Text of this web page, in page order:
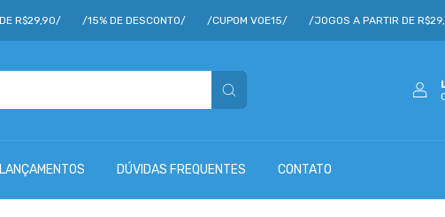
/15% DE DESCONTO/ /CUPOM VOE15/ /JOGOS A PARTIR DE R$29,90/ /15%
LANÇAMENTOS DÚVIDAS FREQUENTES CONTATO